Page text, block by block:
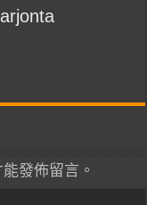
發佈留言。